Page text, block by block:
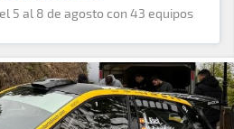
AGENDA
GALERÍAS
TIENDA
ARCHIVO
5 al 8 de agosto con 43 equipos